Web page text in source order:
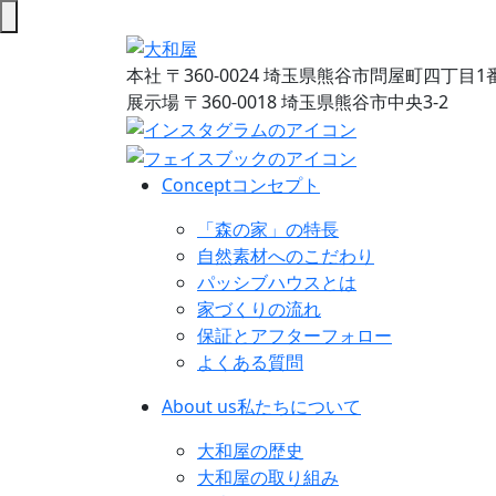
本社 〒360-0024 埼玉県熊谷市問屋町四丁目1
展示場 〒360-0018 埼玉県熊谷市中央3-2
Conceptコンセプト
「森の家」の特長
自然素材へのこだわり
パッシブハウスとは
家づくりの流れ
保証とアフターフォロー
よくある質問
About us私たちについて
大和屋の歴史
大和屋の取り組み